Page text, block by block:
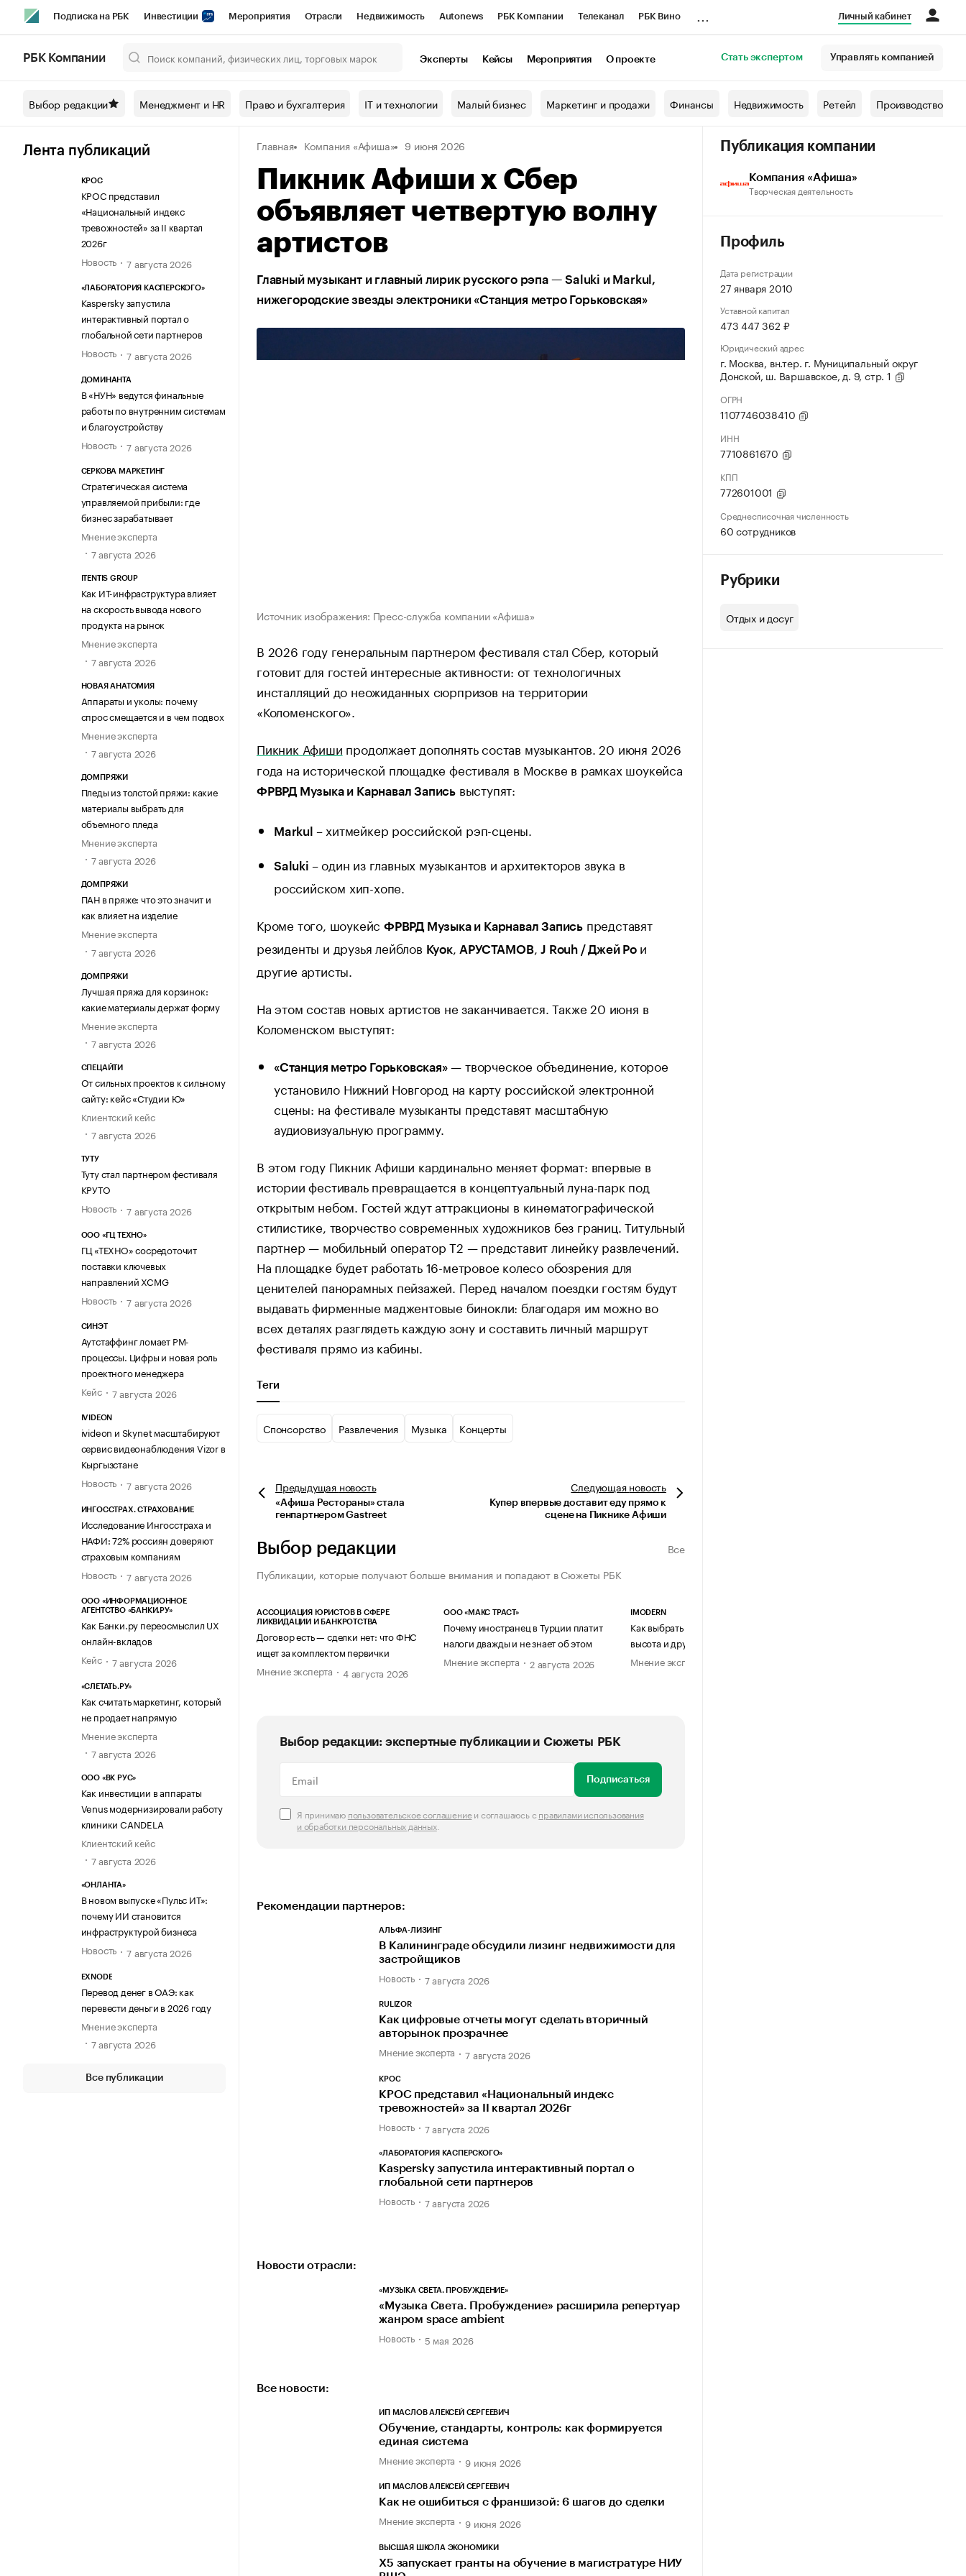
Подписка на РБК Инвестиции Мероприятия Отрасли Недвижимость Autonews РБК Компании Телеканал РБК Вино
Спецпроекты СПб Конференции СПб Спецпроекты Проверка контрагентов
Технологии и медиа Рынок наличной валюты
Личный кабинет
РБК Компании Эксперты Кейсы Мероприятия О проекте Стать экспертом Управлять компанией
Выбор редакции Менеджмент и HR Право и бухгалтерия IT и технологии Малый бизнес Маркетинг и продажи Финансы Недвижимость Ретейл Производство
Лента публикаций
КРОС
КРОС представил
«Национальный индекс
тревожностей» за II квартал
2026г
Новость
7 августа 2026
«ЛАБОРАТОРИЯ КАСПЕРСКОГО»
Kaspersky запустила
интерактивный портал о
глобальной сети партнеров
Новость
7 августа 2026
ДОМИНАНТА
В «НУН» ведутся финальные
работы по внутренним системам
и благоустройству
Новость
7 августа 2026
СЕРКОВА МАРКЕТИНГ
Стратегическая система
управляемой прибыли: где
бизнес зарабатывает
Мнение эксперта
7 августа 2026
ITENTIS GROUP
Как ИТ-инфраструктура влияет
на скорость вывода нового
продукта на рынок
Мнение эксперта
7 августа 2026
НОВАЯ АНАТОМИЯ
Аппараты и уколы: почему
спрос смещается и в чем подвох
Мнение эксперта
7 августа 2026
ДОМПРЯЖИ
Пледы из толстой пряжи: какие
материалы выбрать для
объемного пледа
Мнение эксперта
7 августа 2026
ДОМПРЯЖИ
ПАН в пряже: что это значит и
как влияет на изделие
Мнение эксперта
7 августа 2026
ДОМПРЯЖИ
Лучшая пряжа для корзинок:
какие материалы держат форму
Мнение эксперта
7 августа 2026
СПЕЦАЙТИ
От сильных проектов к сильному
сайту: кейс «Студии Ю»
Клиентский кейс
7 августа 2026
ТУТУ
Туту стал партнером фестиваля
КРУТО
Новость
7 августа 2026
ООО «ГЦ ТЕХНО»
ГЦ «ТЕХНО» сосредоточит
поставки ключевых
направлений XCMG
Новость
7 августа 2026
СИНЭТ
Аутстаффинг ломает PM-
процессы. Цифры и новая роль
проектного менеджера
Кейс
7 августа 2026
IVIDEON
ivideon и Skynet масштабируют
сервис видеонаблюдения Vizor в
Кыргызстане
Новость
7 августа 2026
ИНГОССТРАХ. СТРАХОВАНИЕ
Исследование Ингосстраха и
НАФИ: 72% россиян доверяют
страховым компаниям
Новость
7 августа 2026
ООО «ИНФОРМАЦИОННОЕ
АГЕНТСТВО «БАНКИ.РУ»
Как Банки.ру переосмыслил UX
онлайн-вкладов
Кейс
7 августа 2026
«СЛЕТАТЬ.РУ»
Как считать маркетинг, который
не продает напрямую
Мнение эксперта
7 августа 2026
ООО «ВК РУС»
Как инвестиции в аппараты
Venus модернизировали работу
клиники CANDELA
Клиентский кейс
7 августа 2026
«ОНЛАНТА»
В новом выпуске «Пульс ИТ»:
почему ИИ становится
инфраструктурой бизнеса
Новость
7 августа 2026
EXNODE
Перевод денег в ОАЭ: как
перевести деньги в 2026 году
Мнение эксперта
7 августа 2026
Все публикации
Главная Компания «Афиша» 9 июня 2026
Пикник Афиши х Сбер
объявляет четвертую волну
артистов
Главный музыкант и главный лирик русского рэпа — Saluki и Markul,
нижегородские звезды электроники «Станция метро Горьковская»
Источник изображения: Пресс-служба компании «Афиша»
В 2026 году генеральным партнером фестиваля стал Сбер, который
готовит для гостей интересные активности: от технологичных
инсталляций до неожиданных сюрпризов на территории
«Коломенского».
Пикник Афиши продолжает дополнять состав музыкантов. 20 июня 2026
года на исторической площадке фестиваля в Москве в рамках шоукейса
ФРВРД Музыка и Карнавал Запись выступят:
Markul – хитмейкер российской рэп-сцены.
Saluki – один из главных музыкантов и архитекторов звука в
российском хип-хопе.
Кроме того, шоукейс ФРВРД Музыка и Карнавал Запись представят
резиденты и друзья лейблов Куок, АРУСТАМОВ, J Rouh / Джей Ро и
другие артисты.
На этом состав новых артистов не заканчивается. Также 20 июня в
Коломенском выступят:
«Станция метро Горьковская»— творческое объединение, которое
установило Нижний Новгород на карту российской электронной
сцены: на фестивале музыканты представят масштабную
аудиовизуальную программу.
В этом году Пикник Афиши кардинально меняет формат: впервые в
истории фестиваль превращается в концептуальный луна-парк под
открытым небом. Гостей ждут аттракционы в кинематографической
стилистике, творчество современных художников без границ. Титульный
партнер — мобильный оператор T2 — представит линейку развлечений.
На площадке будет работать 16-метровое колесо обозрения для
ценителей панорамных пейзажей. Перед началом поездки гостям будут
выдавать фирменные маджентовые бинокли: благодаря им можно во
всех деталях разглядеть каждую зону и составить личный маршрут
фестиваля прямо из кабины.
Теги
Спонсорство Развлечения Музыка Концерты
Предыдущая новость
«Афиша Рестораны» стала
генпартнером Gastreet
Следующаяновость
Купер впервые доставит еду прямо к
сцене на Пикнике Афиши
Выбор редакции
Все
Публикации, которые получают больше внимания и попадают в Сюжеты РБК
АССОЦИАЦИЯ ЮРИСТОВ В СФЕРЕ
ЛИКВИДАЦИИ И БАНКРОТСТВА
Договор есть — сделки нет: что ФНС
ищет за комплектом первички
Мнение эксперта
4 августа 2026
ООО «МАКС ТРАСТ»
Почему иностранец в Турции платит
налоги дважды и не знает об этом
Мнение эксперта
2 августа 2026
IMODERN
Как выбрать журнальный столик:
высота и другие ключевые параметры
Мнение эксперта
Выбор редакции: экспертные публикации и Сюжеты РБК
Подписаться
Я принимаю пользовательское соглашениеи соглашаюсь с правилами использования
и обработки персональных данных.
Рекомендации партнеров:
АЛЬФА-ЛИЗИНГ
В Калининграде обсудили лизинг недвижимости для
застройщиков
Новость 7 августа 2026
RULIZOR
Как цифровые отчеты могут сделать вторичный
авторынок прозрачнее
Мнение эксперта 7 августа 2026
КРОС
КРОС представил «Национальный индекс
тревожностей» за II квартал 2026г
Новость 7 августа 2026
«ЛАБОРАТОРИЯ КАСПЕРСКОГО»
Kaspersky запустила интерактивный портал о
глобальной сети партнеров
Новость 7 августа 2026
Новости отрасли:
«МУЗЫКА СВЕТА. ПРОБУЖДЕНИЕ»
«Музыка Света. Пробуждение» расширила репертуар
жанром space ambient
Новость 5 мая 2026
Все новости:
ИП МАСЛОВ АЛЕКСЕЙ СЕРГЕЕВИЧ
Обучение, стандарты, контроль: как формируется
единая система
Мнение эксперта 9 июня 2026
ИП МАСЛОВ АЛЕКСЕЙ СЕРГЕЕВИЧ
Как не ошибиться с франшизой: 6 шагов до сделки
Мнение эксперта 9 июня 2026
ВЫСШАЯ ШКОЛА ЭКОНОМИКИ
Х5 запускает гранты на обучение в магистратуре НИУ
Публикация компании
Компания «Афиша»
Творческая деятельность
Профиль
Дата регистрации
27 января 2010
Уставной капитал
473 447 362 ₽
Юридический адрес
г. Москва, вн.тер. г. Муниципальный округ
Донской, ш. Варшавское, д. 9, стр. 1
ОГРН
1107746038410
ИНН
7710861670
КПП
772601001
Среднесписочная численность
60 сотрудников
Рубрики
Отдых и досуг